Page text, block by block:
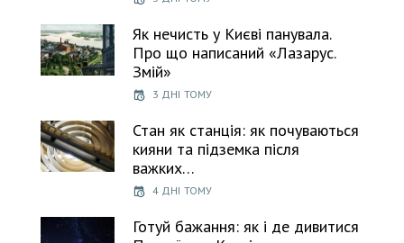
Як нечисть у Києві панувала.
Про що написаний «Лазарус.
Змій»
3 ДНІ ТОМУ
Стан як станція: як почуваються
кияни та підземка після
важких…
4 ДНІ ТОМУ
Готуй бажання: як і де дивитися